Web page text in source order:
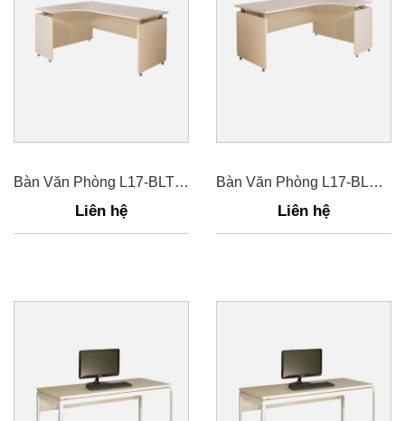
Bàn Văn Phòng L17-BLT14CG
Liên hệ
Bàn Văn Phòng L17-BLP14CG
Liên hệ